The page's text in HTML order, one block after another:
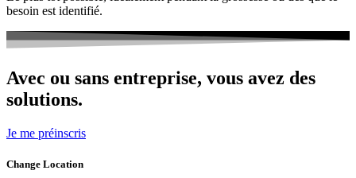
besoin est identifié.
Avec ou sans entreprise, vous avez des
solutions.
Je me préinscris
Change Location